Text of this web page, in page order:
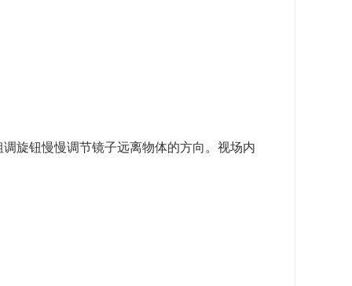
旋钮慢慢调节镜子远离物体的方向。视场内